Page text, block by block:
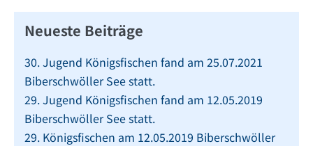
Neueste Beiträge
30. Jugend Königsfischen fand am 25.07.2021
Biberschwöller See statt.
29. Jugend Königsfischen fand am 12.05.2019
Biberschwöller See statt.
29. Königsfischen am 12.05.2019 Biberschwöller